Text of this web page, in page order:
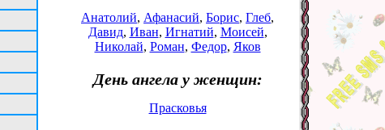
Анатолий, Афанасий, Борис, Глеб,
Давид, Иван, Игнатий, Моисей,
Николай, Роман, Федор, Яков
День ангела у женщин:
Прасковья